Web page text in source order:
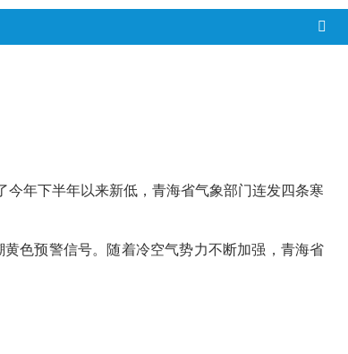
年下半年以来新低，青海省气象部门连发四条寒
色预警信号。随着冷空气势力不断加强，青海省